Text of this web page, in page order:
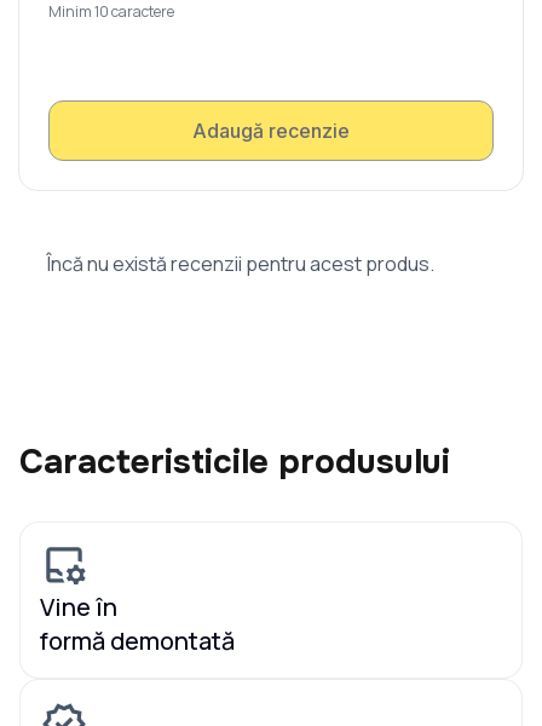
Minim 10 caractere
Adaugă recenzie
Încă nu există recenzii pentru acest produs.
Caracteristicile produsului
Vine în
formă demontată